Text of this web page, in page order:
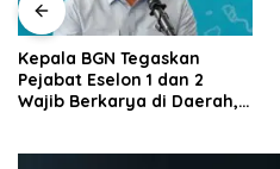
Kepala BGN Tegaskan
Pejabat Eselon 1 dan 2
Wajib Berkarya di Daerah,